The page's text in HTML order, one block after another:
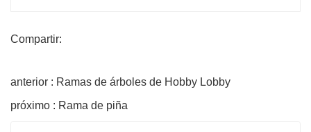
Compartir:
anterior : Ramas de árboles de Hobby Lobby
próximo : Rama de piña